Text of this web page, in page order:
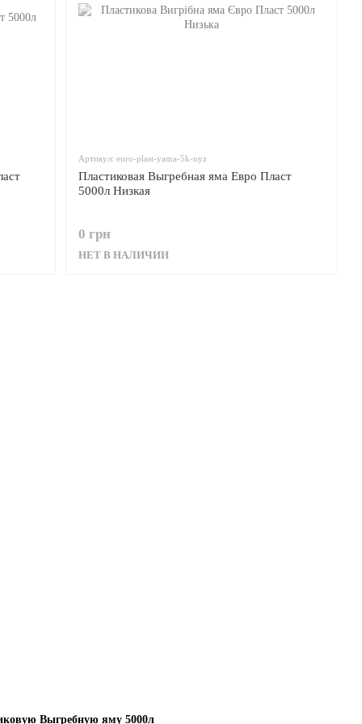
Выгребную яму 5000л
Артикул: euro-plast-yama-5k-nyz
Пластиковая Выгребная яма Евро Пласт
5000л Низкая
0 грн
НЕТ В НАЛИЧИИ